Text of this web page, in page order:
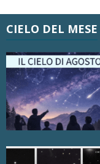
CIELO DEL MESE